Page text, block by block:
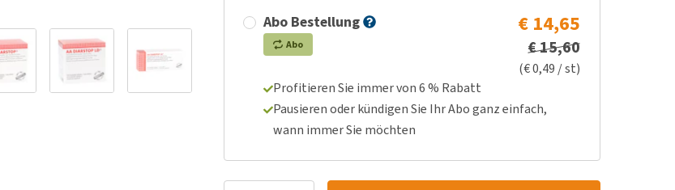
Abo Bestellung
Abo
€ 14,65
€ 15,60
(€ 0,49 / st)
Profitieren Sie immer von 6 % Rabatt
Pausieren oder kündigen Sie Ihr Abo ganz einfach,
wann immer Sie möchten